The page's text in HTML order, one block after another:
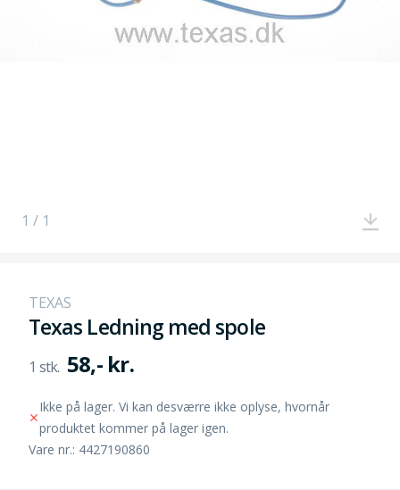
1 / 1
TEXAS
Texas Ledning med spole
58,- kr.
Ikke på lager. Vi kan desværre ikke oplyse, hvornår
produktet kommer på lager igen.
Vare nr.: 4427190860